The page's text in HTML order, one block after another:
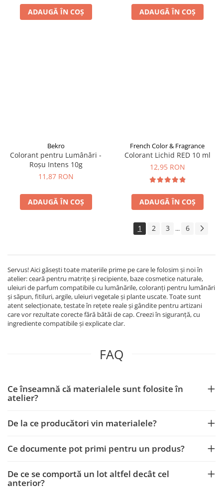
ADAUGĂ ÎN COȘ ADAUGĂ ÎN COȘ
Bekro
Colorant pentru Lumânări -
Roșu Intens 10g
11,87 RON
ADAUGĂ ÎN COȘ
French Color & Fragrance
Colorant Lichid RED 10 ml
12,95 RON
ADAUGĂ ÎN COȘ
1 2 3 ... 6
Servus! Aici găsești toate materiile prime pe care le folosim și noi în
atelier: ceară pentru matrițe și recipiente, baze cosmetice naturale,
uleiuri de parfum compatibile cu lumânările, coloranți pentru lumânări
și săpun, fitiluri, argile, uleiuri vegetale și plante uscate. Toate sunt
atent selecționate, testate în rețete reale și gândite pentru artizani
care vor rezultate corecte fără bătăi de cap. Creezi în siguranță, cu
ingrediente compatibile și explicate clar.
FAQ
Ce înseamnă că materialele sunt folosite în
atelier?
De la ce producători vin materialele?
Ce documente pot primi pentru un produs?
De ce se comportă un lot altfel decât cel
anterior?